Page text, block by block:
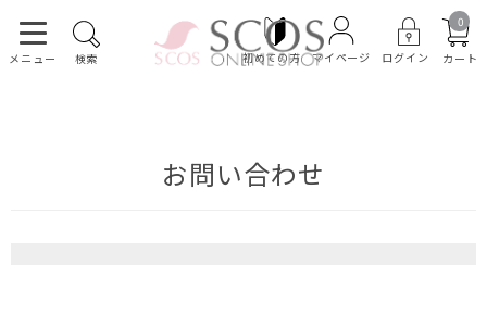
メニュー 検索 初めての方 マイページ ログイン
0
カート
お問い合わせ